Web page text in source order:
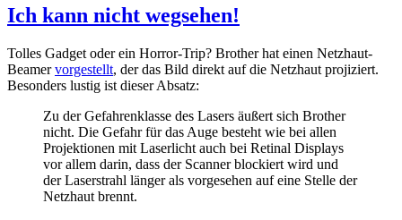
Ich kann nicht wegsehen!
Tolles Gadget oder ein Horror-Trip? Brother hat einen Netzhaut-
Beamervorgestellt, der das Bild direkt auf die Netzhaut projiziert.
Besonders lustig ist dieser Absatz:
Zu der Gefahrenklasse des Lasers äußert sich Brother
nicht. Die Gefahr für das Auge besteht wie bei allen
Projektionen mit Laserlicht auch bei Retinal Displays
vor allem darin, dass der Scanner blockiert wird und
der Laserstrahl länger als vorgesehen auf eine Stelle der
Netzhaut brennt.